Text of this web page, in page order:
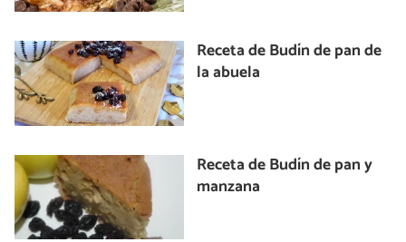
Receta de Budín de pan de
la abuela
Receta de Budín de pan y
manzana